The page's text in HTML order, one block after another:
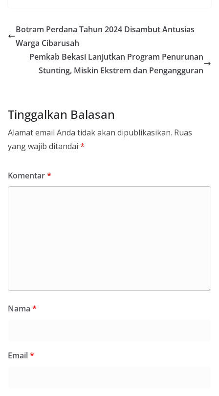
Botram Perdana Tahun 2024 Disambut Antusias
Warga Cibarusah
Pemkab Bekasi Lanjutkan Program Penurunan
Stunting, Miskin Ekstrem dan Pengangguran
Tinggalkan Balasan
Alamat email Anda tidak akan dipublikasikan. Ruas
yang wajib ditandai *
Komentar*
Nama *
Email*